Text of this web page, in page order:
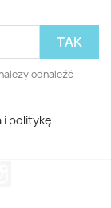
odnaleźć
politykę